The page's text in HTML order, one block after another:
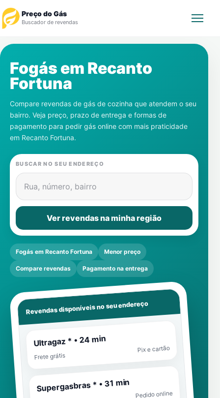
Preço do Gás
Buscador de revendas
Revendedor
Notícias
Cadastre-se
Gás
Contatos
Fogás em Recanto
Fortuna
Compare revendas de gás de cozinha que atendem o seu
bairro. Veja preço, prazo de entrega e formas de
pagamento para pedir gás online com mais praticidade
em Recanto Fortuna.
BUSCAR NO SEU ENDEREÇO
Rua, número, bairro
Ver revendas na minha região
Fogás em Recanto Fortuna Menor preço
Compare revendas Pagamento na entrega
Revendas disponíveis no seu endereço
Ultragaz * • 24 min
Frete grátis
Pix e cartão
Supergasbras * • 31 min
Pedido online